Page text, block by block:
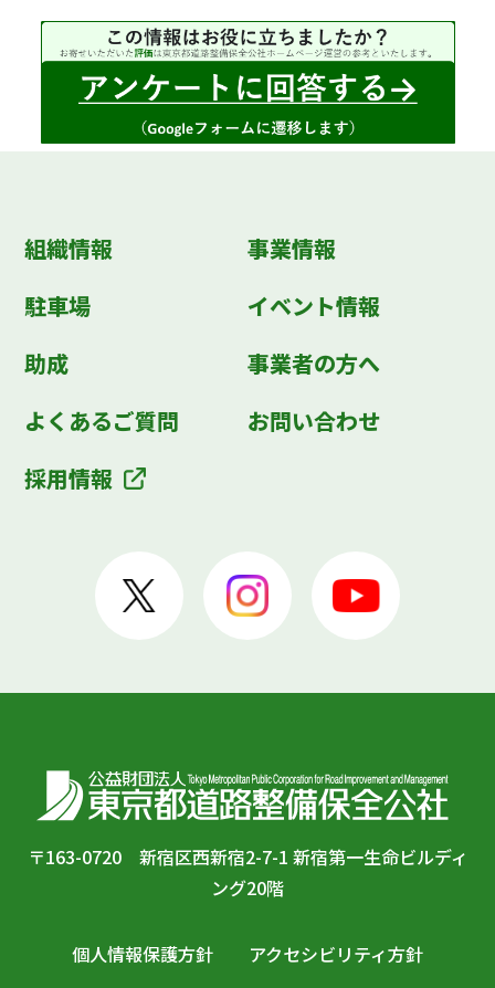
組織情報
事業情報
駐車場
イベント情報
助成
事業者の方へ
よくあるご質問
お問い合わせ
採用情報
〒163-0720 新宿区西新宿2-7-1 新宿第一生命ビルディ
ング20階
個人情報保護方針 アクセシビリティ方針